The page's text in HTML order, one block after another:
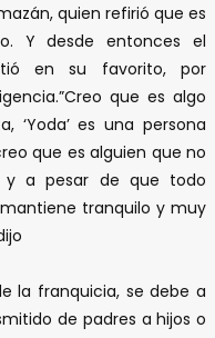
quien refirió que es
Y desde entonces el
en su favorito, por
que es algo
‘Yoda’ es una persona
que es alguien que no
y a pesar de que todo
tranquilo y muy
la franquicia, se debe a
de padres a hijos o